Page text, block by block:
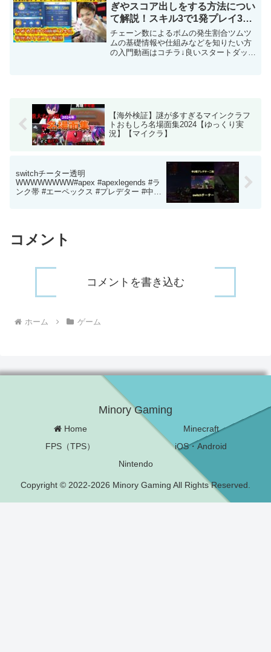
ぎやスコア出しをする方法につい
て解説！スキル3で1発プレイ3億
越え！【こうへいさん】【ツムツ
ム】
チェーン数によるボムの発生割合ツムツ
ムの基礎情報や仕組みなどを知りたい方
の入門動画はコチラ↓良いスタートダッシ
【海外検証】謎が多すぎるマインクラフ
トおもしろ名場面集2024【ゆっくり実
況】【マイクラ】
switchチーター透明
WWWWWWWW#apex #apexlegends #ラ
ンク帯 #エーペックス #プレデター #中学
コメント
コメントを書き込む
ホーム ゲーム
Minory Gaming
Home
Minecraft
FPS（TPS）
iOS・Android
Nintendo
Copyright © 2022-2026 Minory Gaming All Rights Reserved.